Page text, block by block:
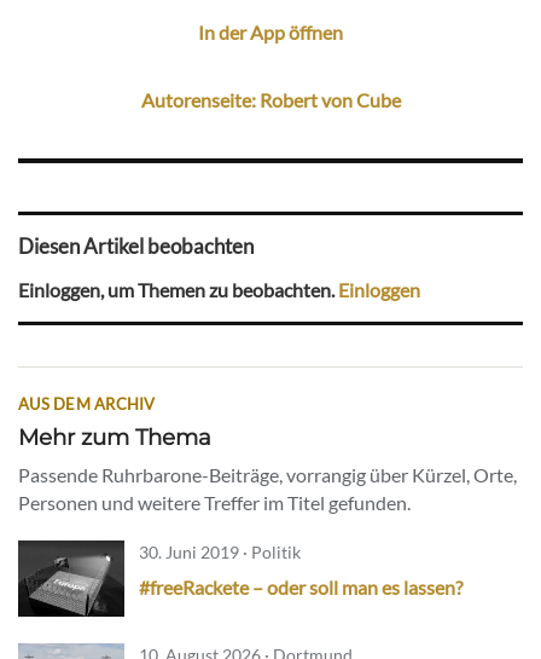
In der App öffnen
Autorenseite: Robert von Cube
Diesen Artikel beobachten
Einloggen, um Themen zu beobachten.Einloggen
AUS DEM ARCHIV
Mehr zum Thema
Passende Ruhrbarone-Beiträge, vorrangig über Kürzel, Orte,
Personen und weitere Treffer im Titel gefunden.
30. Juni 2019 · Politik
#freeRackete – oder soll man es lassen?
10. August 2026 · Dortmund